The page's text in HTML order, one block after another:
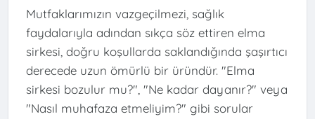
Mutfaklarımızın vazgeçilmezi, sağlık
faydalarıyla adından sıkça söz ettiren elma
sirkesi, doğru koşullarda saklandığında şaşırtıcı
derecede uzun ömürlü bir üründür. "Elma
sirkesi bozulur mu?", "Ne kadar dayanır?" veya
"Nasıl muhafaza etmeliyim?" gibi sorular